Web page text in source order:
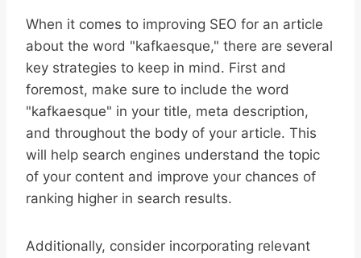
When it comes to improving SEO for an article
about the word "kafkaesque," there are several
key strategies to keep in mind. First and
foremost, make sure to include the word
"kafkaesque" in your title, meta description,
and throughout the body of your article. This
will help search engines understand the topic
of your content and improve your chances of
ranking higher in search results.
Additionally, consider incorporating relevant